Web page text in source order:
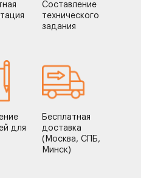
Составление
технического
задания
для
Бесплатная
доставка
(Москва, СПБ,
Минск)